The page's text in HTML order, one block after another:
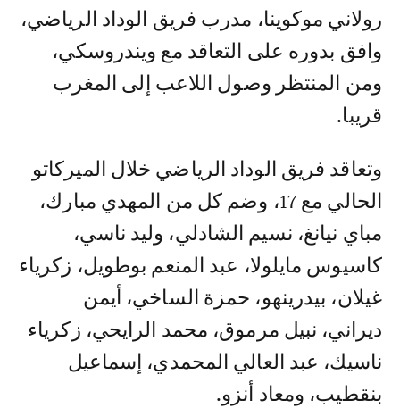
رولاني موكوينا، مدرب فريق الوداد الرياضي،
وافق بدوره على التعاقد مع ويندروسكي،
ومن المنتظر وصول اللاعب إلى المغرب
قريبا.
وتعاقد فريق الوداد الرياضي خلال الميركاتو
الحالي مع 17، وضم كل من المهدي مبارك،
مباي نيانغ، نسيم الشادلي، وليد ناسي،
كاسيوس مايلولا، عبد المنعم بوطويل، زكرياء
غيلان، بيدرينهو، حمزة الساخي، أيمن
ديراني، نبيل مرموق، محمد الرايحي، زكرياء
ناسيك، عبد العالي المحمدي، إسماعيل
بنقطيب، ومعاد أنزو.